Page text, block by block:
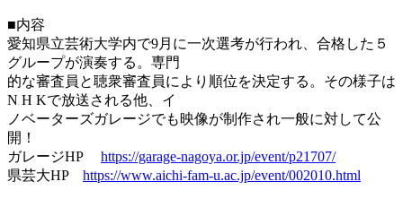
■内容
愛知県立芸術大学内で9月に一次選考が行われ、合格した５
グループが演奏する。専門
的な審査員と聴衆審査員により順位を決定する。その様子は
N H Kで放送される他、イ
ノベーターズガレージでも映像が制作され一般に対して公
開！
ガレージHP https://garage-nagoya.or.jp/event/p21707/
県芸大HP https://www.aichi-fam-u.ac.jp/event/002010.html